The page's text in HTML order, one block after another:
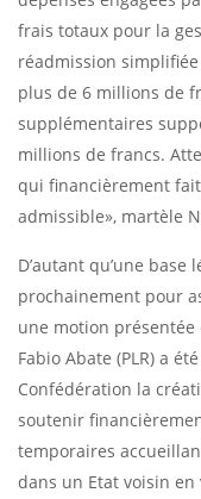
frais totaux pour la
réadmission simplifiée
plus de 6 millions de
supplémentaires
millions de francs.
qui financièrement
admissible», martèle
D’autant qu’une
prochainement pour
une motion présentée
Fabio Abate (PLR) a
Confédération la
soutenir
temporaires
dans un Etat voisin en